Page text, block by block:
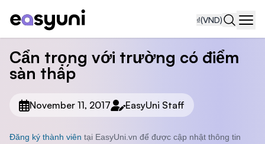
₫(VND)
Cẩn trọng với trường có điểm
sàn thấp
November 11, 2017 EasyUni Staff
Đăng ký thành viên tại EasyUni.vn để được cập nhật thông tin